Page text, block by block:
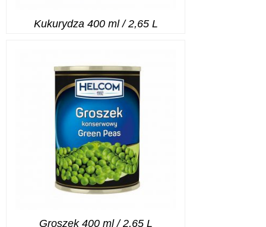
Kukurydza 400 ml / 2,65 L
Groszek 400 ml / 2,65 L